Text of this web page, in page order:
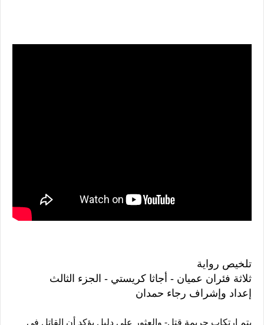
تلخيص رواية
ثلاثة فئران عميان - أجاثا كريستي - الجزء الثالث
إعداد وإشراف رجاء حمدان